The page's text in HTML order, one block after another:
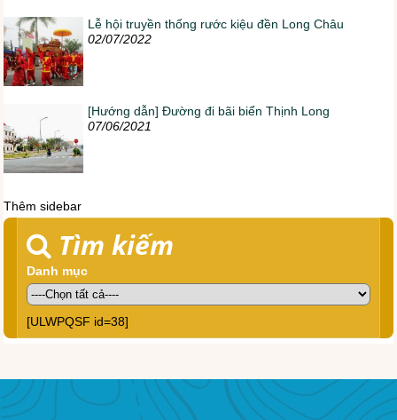
Lễ hội truyền thống rước kiệu đền Long Châu
02/07/2022
[Hướng dẫn] Đường đi bãi biển Thịnh Long
07/06/2021
Thêm sidebar
Tìm kiếm
Danh mục
[ULWPQSF id=38]